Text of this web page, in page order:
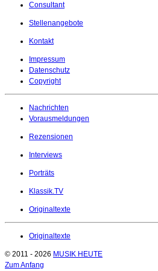
Consultant
Stellenangebote
Kontakt
Impressum
Datenschutz
Copyright
Nachrichten
Vorausmeldungen
Rezensionen
Interviews
Porträts
Klassik.TV
Originaltexte
Originaltexte
© 2011 - 2026 MUSIK HEUTE
Zum Anfang